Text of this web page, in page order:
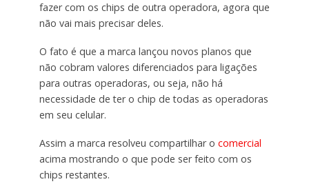
fazer com os chips de outra operadora, agora que
não vai mais precisar deles.
O fato é que a marca lançou novos planos que
não cobram valores diferenciados para ligações
para outras operadoras, ou seja, não há
necessidade de ter o chip de todas as operadoras
em seu celular.
Assim a marca resolveu compartilhar o comercial
acima mostrando o que pode ser feito com os
chips restantes.